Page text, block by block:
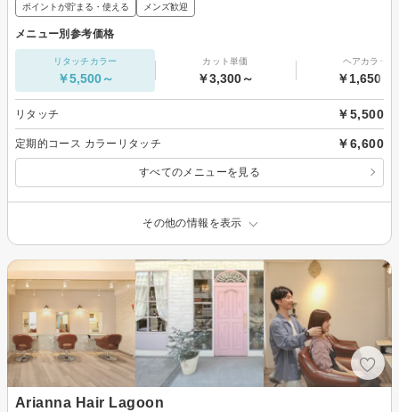
ポイントが貯まる・使える メンズ歓迎
メニュー別参考価格
リタッチカラー
￥5,500～
カット単価
￥3,300～
ヘアカラー
￥1,650～
リタッチ ￥5,500
定期的コース カラーリタッチ ￥6,600
すべてのメニューを見る
その他の情報を表示
Arianna Hair Lagoon